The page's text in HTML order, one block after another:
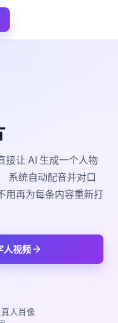
接让 AI 生成一个人物
系统自动配音并对口
用再为每条内容重新打
人视频
人肖像